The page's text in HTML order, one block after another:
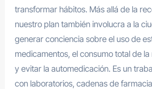
transformar hábitos. Más allá de la
nuestro plan también involucra a la
generar conciencia sobre el uso de
medicamentos, el consumo total de
y evitar la automedicación. Es un
con laboratorios, cadenas de